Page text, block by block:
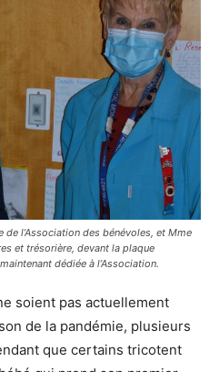
l’Association des bénévoles, et Mme
et trésorière, devant la plaque
dédiée à l’Association.
soient pas actuellement
de la pandémie, plusieurs
que certains tricotent